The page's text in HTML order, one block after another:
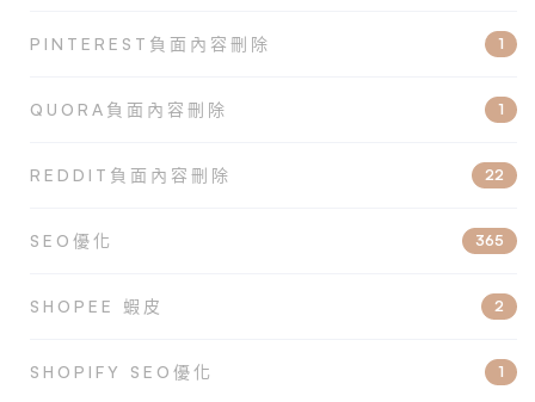
PINTEREST負面內容刪除 1
QUORA負面內容刪除 1
REDDIT負面內容刪除 22
SEO優化 365
SHOPEE 蝦皮 2
SHOPIFY SEO優化 1